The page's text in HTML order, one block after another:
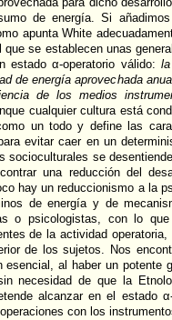
de energía. Si
apunta White
que se establecen unas
estado α-operatorio válido:
de energía aprovechada
de los medios
cualquier cultura está
un todo y define las
evitar caer en un
socioculturales se
una reducción del
hay un reduccionismo a la
de energía y de
o psicologistas, con lo
de la actividad
de los sujetos. Nos
esencial, al haber un potente
necesidad de que la
alcanzar en el estado
con los